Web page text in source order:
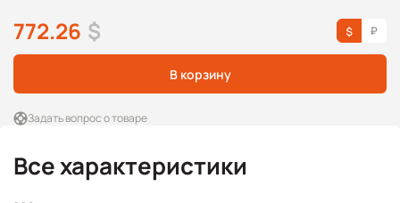
772.26 $
В корзину
Задать вопрос о товаре
Все характеристики